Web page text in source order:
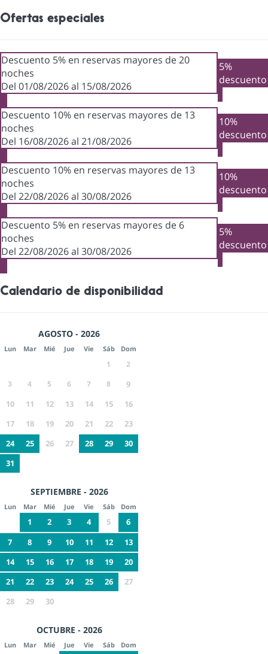
Ofertas especiales
Descuento 5% en reservas mayores de 20
noches
Del 01/08/2026 al 15/08/2026
5%
descuento
Descuento 10% en reservas mayores de 13
noches
Del 16/08/2026 al 21/08/2026
10%
descuento
Descuento 10% en reservas mayores de 13
noches
Del 22/08/2026 al 30/08/2026
10%
descuento
Descuento 5% en reservas mayores de 6
noches
Del 22/08/2026 al 30/08/2026
5%
descuento
Calendario de disponibilidad
AGOSTO - 2026
Lun Mar Mié Jue Vie Sáb Dom
1
2
3
4 5 6 7 8
9
10
11 12 13 14 15
16
17
18 19 20 21 22
23
24
25 26 27 28 29
30
31
SEPTIEMBRE - 2026
Lun Mar Mié Jue Vie Sáb Dom
1 2 3 4 5
6
7
8 9 10 11 12
13
14
15 16 17 18 19
20
21
22 23 24 25 26
27
28
29 30
OCTUBRE - 2026
Lun Mar Mié Jue Vie Sáb Dom